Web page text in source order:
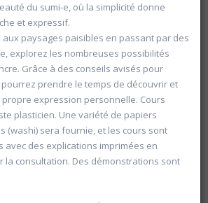
du sumi-e, où la simplicité donne
et expressif.
paysages paisibles en passant par des
explorez les nombreuses possibilités
Grâce à des conseils avisés pour
prendre le temps de découvrir et
expression personnelle. Cours
plasticien. Une variété de papiers
(washi) sera fournie, et les cours sont
avec des explications imprimées en
la consultation. Des démonstrations sont